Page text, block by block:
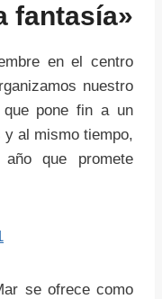
fantasía»
en el centro
nuestro
que pone fin a un
al mismo tiempo,
que promete
se ofrece como